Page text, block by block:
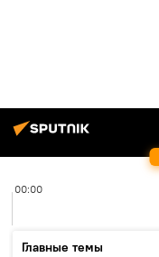
00:00
Главные темы